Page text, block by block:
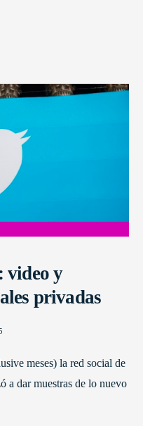
video y
privadas
meses) la red social de
a dar muestras de lo nuevo